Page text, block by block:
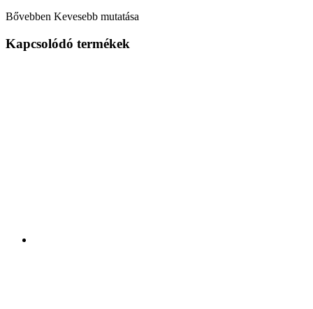
Bővebben Kevesebb mutatása
Kapcsolódó termékek